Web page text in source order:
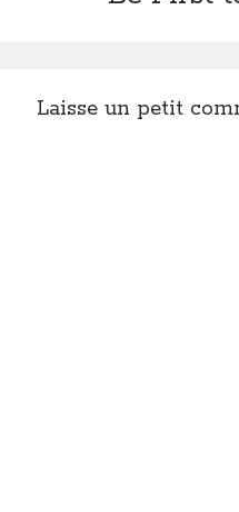
Laisse un petit